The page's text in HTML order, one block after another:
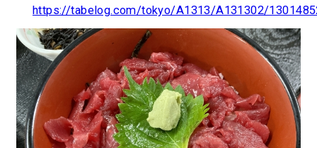
https://tabelog.com/tokyo/A1313/A131302/